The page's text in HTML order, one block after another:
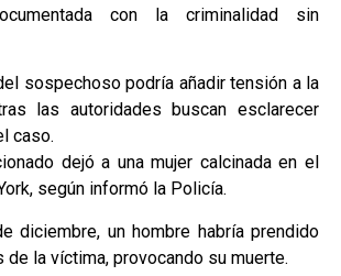
con la criminalidad sin
sospechoso podría añadir tensión a la
las autoridades buscan esclarecer
caso.
dejó a una mujer calcinada en el
según informó la Policía.
diciembre, un hombre habría prendido
de la víctima, provocando su muerte.